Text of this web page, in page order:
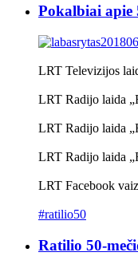
Pokalbiai apie
LRT Televizijos
LRT Radijo laida
LRT Radijo laida
LRT Radijo laida
LRT Facebook
#ratilio50
Ratilio 50-